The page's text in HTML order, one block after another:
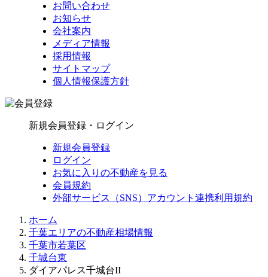
お問い合わせ
お知らせ
会社案内
メディア情報
採用情報
サイトマップ
個人情報保護方針
新規会員登録・ログイン
新規会員登録
ログイン
お気に入りの不動産を見る
会員規約
外部サービス（SNS）アカウント連携利用規約
ホーム
千葉エリアの不動産相場情報
千葉市若葉区
千城台東
ダイアパレス千城台II